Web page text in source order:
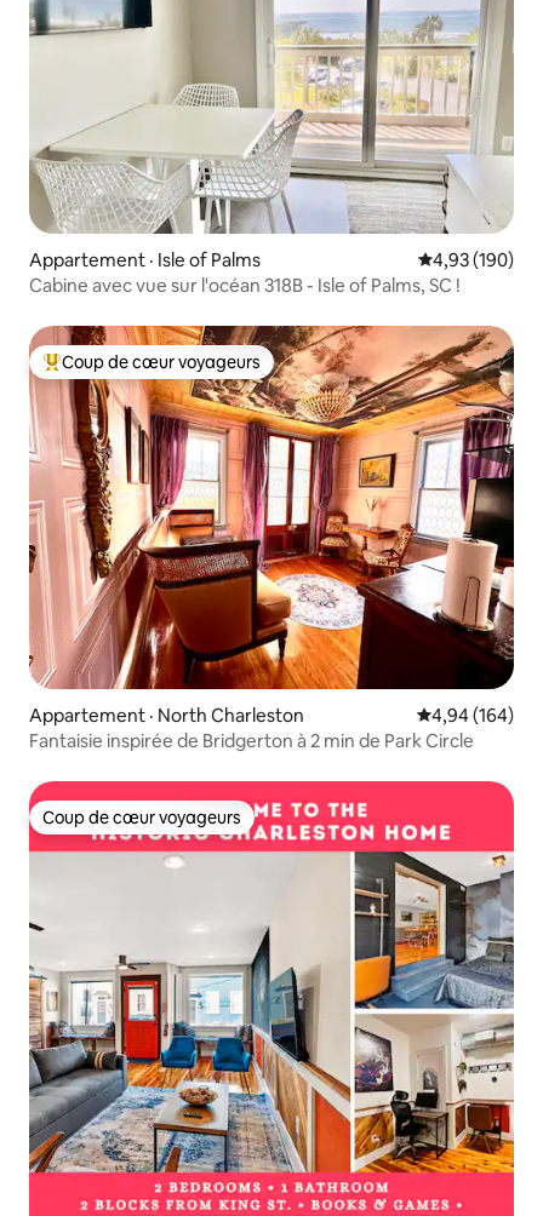
Appartement · Isle of Palms Note
4,93 (190)
Cabine avec vue sur l'océan 318B - Isle of Palms, SC !
Coup de cœur voyageurs parmi les plus aimés
Coup de cœur voyageurs
Appartement · North Charleston Note
4,94 (164)
Fantaisie inspirée de Bridgerton à 2 min de Park Circle
Coup de cœur voyageurs
Coup de cœur voyageurs